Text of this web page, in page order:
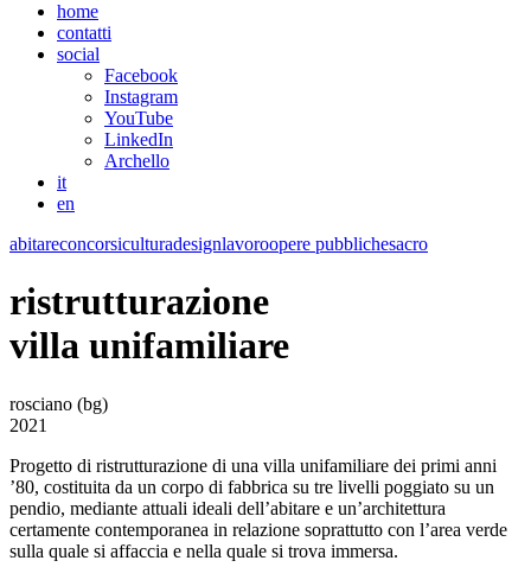
home
contatti
social
Facebook
Instagram
YouTube
LinkedIn
Archello
it
en
abitareconcorsiculturadesignlavoroopere pubblichesacro
ristrutturazione
villa unifamiliare
rosciano (bg)
2021
Progetto di ristrutturazione di una villa unifamiliare dei primi anni
’80, costituita da un corpo di fabbrica su tre livelli poggiato su un
pendio, mediante attuali ideali dell’abitare e un’architettura
certamente contemporanea in relazione soprattutto con l’area verde
sulla quale si affaccia e nella quale si trova immersa.